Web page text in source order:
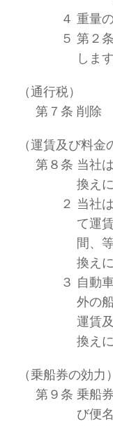
４ 重量
５ 第２
します
（通行税）
第７条 削除
（運賃及び料金
第８条 当社
換え
２ 当社
て運
間、
換え
３ 自動
外の
運賃
換え
（乗船券の効力）
第９条 乗船
び便